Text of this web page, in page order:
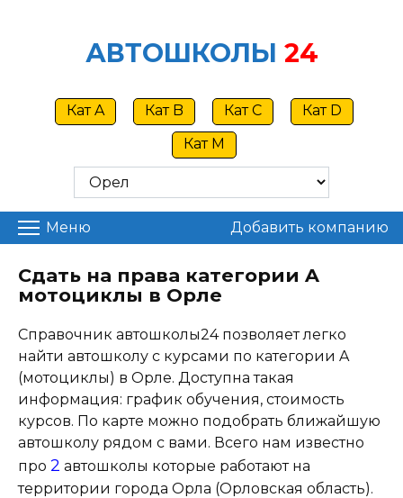
АВТОШКОЛЫ 24
Кат A Кат B Кат C
Кат D
Кат M
Меню Добавить компанию
Сдать на права категории A
мотоциклы в Орле
Справочник автошколы24 позволяет легко
найти автошколу с курсами по категории A
(мотоциклы) в Орле. Доступна такая
информация: график обучения, стоимость
курсов. По карте можно подобрать ближайшую
автошколу рядом с вами. Всего нам известно
про 2 автошколы которые работают на
территории города Орла (Орловская область).